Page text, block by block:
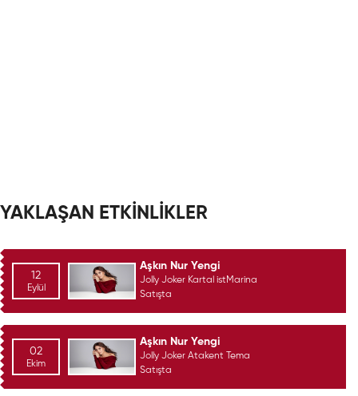
YAKLAŞAN ETKİNLİKLER
Aşkın Nur Yengi
Jolly Joker Kartal istMarina
Satışta
12
Eylül
Aşkın Nur Yengi
Jolly Joker Atakent Tema
Satışta
02
Ekim